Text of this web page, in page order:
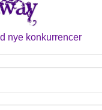
nye konkurrencer